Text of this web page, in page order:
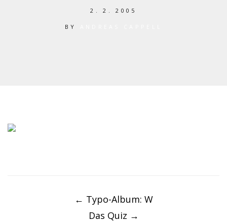
2. 2. 2005
BY
← Typo-Album: W
Das Quiz →